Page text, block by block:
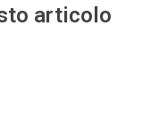
articolo